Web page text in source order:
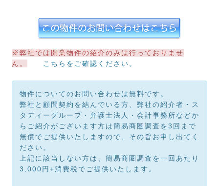
※弊社では開業物件の紹介のみは行っておりませ
ん。
こちらをご確認ください。
物件についてのお問い合わせは無料です。
弊社と顧問契約を結んでいる方、弊社の紹介者・ス
タディーグループ・弁護士法人・会計事務所などか
らご紹介がございます方は簡易商圏調査を3回まで
無償でご提供いたしますので、その旨お申し出てく
ださい。
上記に該当しない方は、簡易商圏調査を一回あたり
3,000円+消費税でご提供いたします。